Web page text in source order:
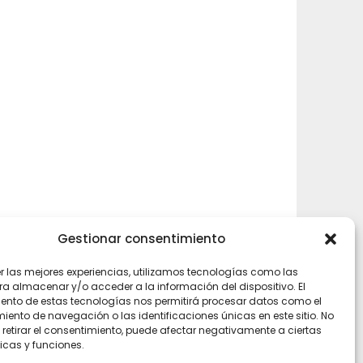
Gestionar consentimiento
las mejores experiencias, utilizamos tecnologías como las
almacenar y/o acceder a la información del dispositivo. El
de estas tecnologías nos permitirá procesar datos como el
de navegación o las identificaciones únicas en este sitio. No
el consentimiento, puede afectar negativamente a ciertas
y funciones.